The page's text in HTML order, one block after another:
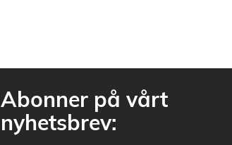
Abonner på vårt
nyhetsbrev: